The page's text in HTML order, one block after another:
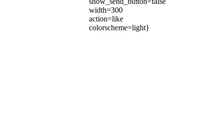
width=300
action=like
colorscheme=light}